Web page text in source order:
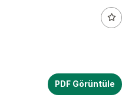
PDF Görüntüle